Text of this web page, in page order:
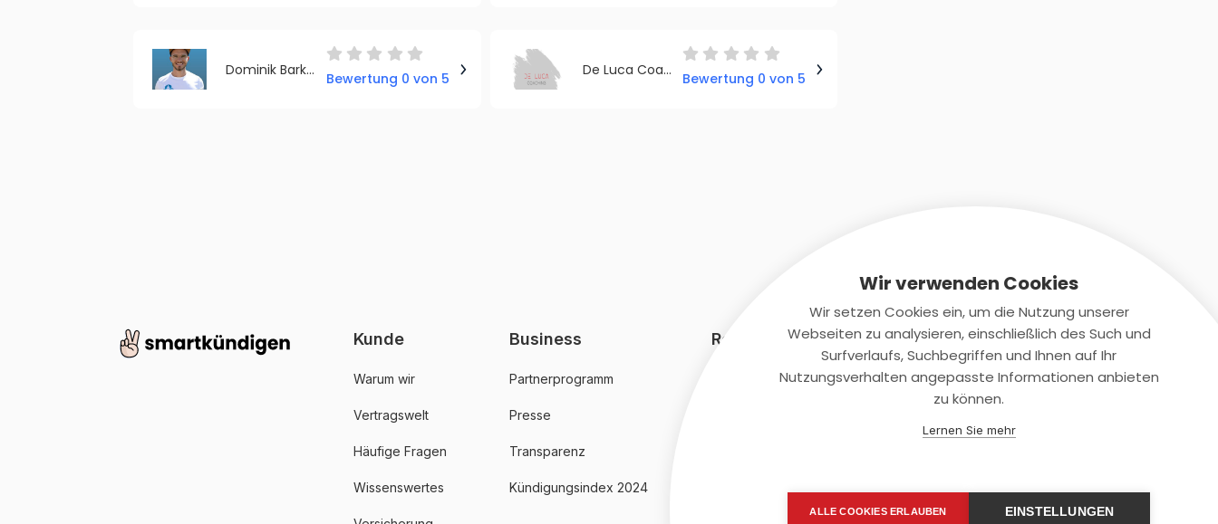
Dominik Barkow
Bewertung 0 von 5
De Luca Coaching
Bewertung 0 von 5
Kunde
Warum wir
Vertragswelt
Häufige Fragen
Wissenswertes
Business
Partnerprogramm
Presse
Transparenz
Kündigungsindex 2024
Rechtliches Kontaktiere uns
+(49)2131/708-4280
Wir verwenden Cookies
Wir setzen Cookies ein, um die Nutzung unserer
Webseiten zu analysieren, einschließlich des Such und
Surfverlaufs, Suchbegriffen und Ihnen auf Ihr
Nutzungsverhalten angepasste Informationen anbieten
zu können.
Lernen Sie mehr
ALLE COOKIES ERLAUBEN EINSTELLUNGEN